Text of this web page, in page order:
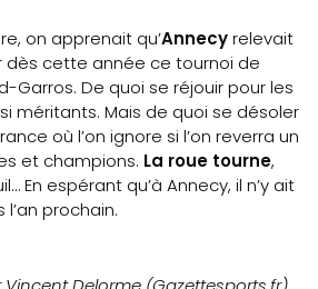
on apprenait qu’Annecyrelevait
dès cette année ce tournoi de
Garros. De quoi se réjouir pour les
méritants. Mais de quoi se désoler
où l’on ignore si l’on reverra un
et champions. La roue tourne,
En espérant qu’à Annecy, il n’y ait
prochain.